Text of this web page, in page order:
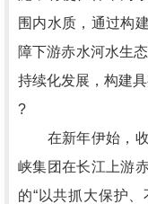
围内水质，通过构
障下游赤水河水生
持续化发展，构建
?
在新年伊始，收
峡集团在长江上游
的“以共抓大保护